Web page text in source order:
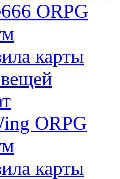
ORPG
карты
ORPG
карты